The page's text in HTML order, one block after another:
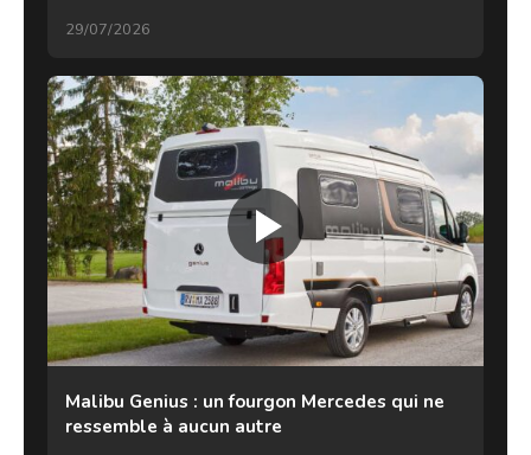
29/07/2026
Malibu Genius : un fourgon Mercedes qui ne
ressemble à aucun autre